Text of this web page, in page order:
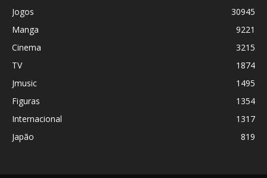
Jogos
30945
Manga
9221
Cinema
3215
TV
1874
Jmusic
1495
Figuras
1354
Internacional
1317
Japão
819